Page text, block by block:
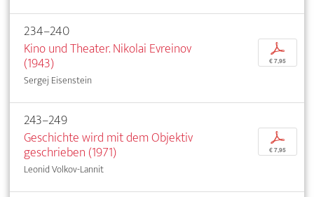
234–240
Kino und Theater. Nikolai Evreinov
(1943)
Sergej Eisenstein
p
€ 7,95
243–249
Geschichte wird mit dem Objektiv
geschrieben (1971)
Leonid Volkov-Lannit
p
€ 7,95